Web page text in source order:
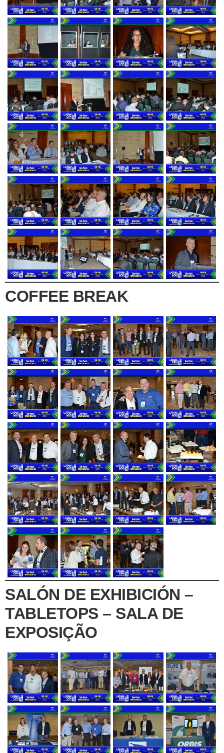
COFFEE BREAK
SALÓN DE EXHIBICIÓN –
TABLETOPS – SALA DE
EXPOSIÇÃO